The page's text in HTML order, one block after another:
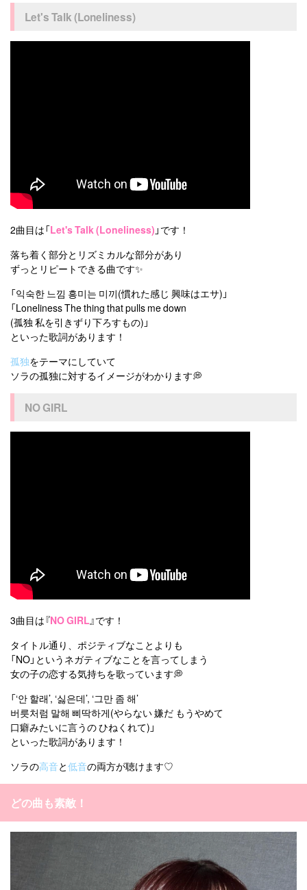
Let's Talk (Loneliness)
2曲目は「Let's Talk (Loneliness) 」です！
落ち着く部分とリズミカルな部分があり
ずっとリピートできる曲です✨
「익숙한 느낌 흥미는 미끼(慣れた感じ 興味はエサ)」
「Loneliness The thing that pulls me down
(孤独 私を引きずり下ろすもの)」
といった歌詞があります！
孤独をテーマにしていて
ソラの孤独に対するイメージがわかります💭
NO GIRL
3曲目は『NO GIRL 』です！
タイトル通り、ポジティブなことよりも
「NO」というネガティブなことを言ってしまう
女の子の恋する気持ちを歌っています💭
「‘안 할래’, ‘싫은데’, ‘그만 좀 해’
버릇처럼 말해 삐딱하게(やらない 嫌だ もうやめて
口癖みたいに言うの ひねくれて)」
といった歌詞があります！
ソラの高音と低音の両方が聴けます♡
どの曲も素敵！